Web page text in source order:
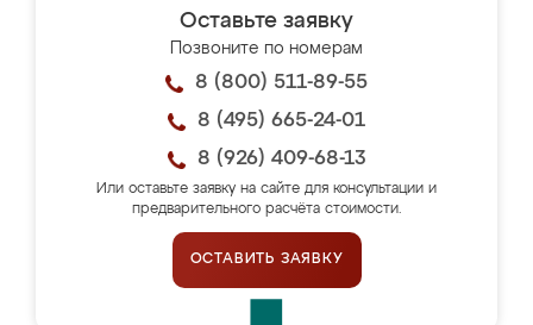
Оставьте заявку
Позвоните по номерам
8 (800) 511-89-55
8 (495) 665-24-01
8 (926) 409-68-13
Или оставьте заявку на сайте для консультации и
предварительного расчёта стоимости.
ОСТАВИТЬ ЗАЯВКУ